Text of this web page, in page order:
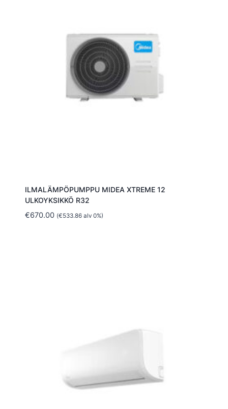
ILMALÄMPÖPUMPPU MIDEA XTREME 12
ULKOYKSIKKÖ R32
€670.00 (€533.86alv 0%)